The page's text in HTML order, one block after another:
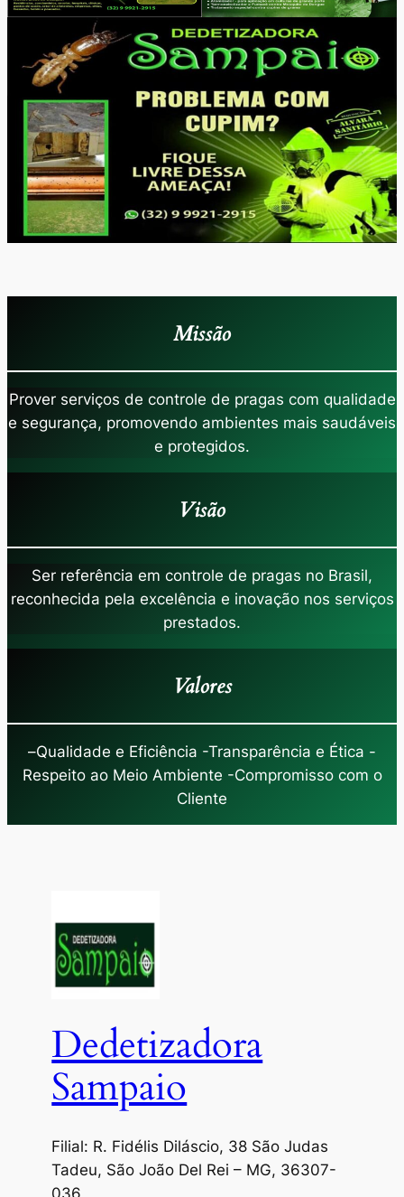
Missão
Prover serviços de controle de pragas com qualidade
e segurança, promovendo ambientes mais saudáveis
e protegidos.
Visão
Ser referência em controle de pragas no Brasil,
reconhecida pela excelência e inovação nos serviços
prestados.
Valores
–Qualidade e Eficiência -Transparência e Ética -
Respeito ao Meio Ambiente -Compromisso com o
Cliente
Dedetizadora
Sampaio
Filial: R. Fidélis Diláscio, 38 São Judas
Tadeu, São João Del Rei – MG, 36307-